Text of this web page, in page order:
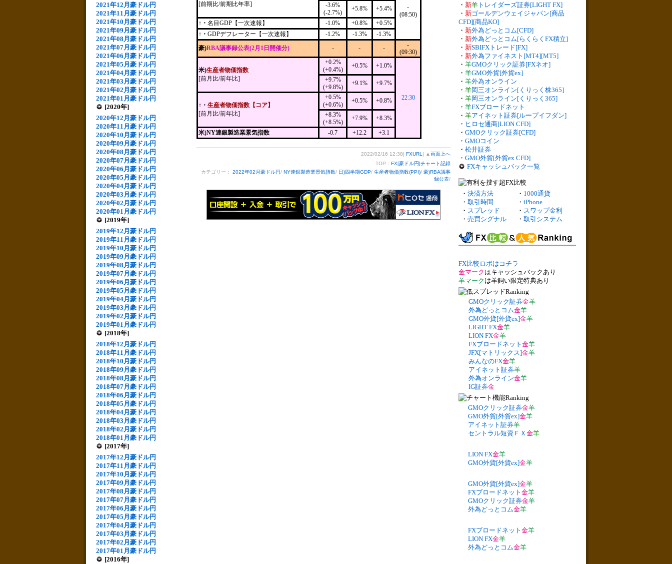
2021年12月豪ドル円
2021年11月豪ドル円
2021年10月豪ドル円
2021年09月豪ドル円
2021年08月豪ドル円
2021年07月豪ドル円
2021年06月豪ドル円
2021年05月豪ドル円
2021年04月豪ドル円
2021年03月豪ドル円
2021年02月豪ドル円
2021年01月豪ドル円
[2020年]
2020年12月豪ドル円
2020年11月豪ドル円
2020年10月豪ドル円
2020年09月豪ドル円
2020年08月豪ドル円
2020年07月豪ドル円
2020年06月豪ドル円
2020年05月豪ドル円
2020年04月豪ドル円
2020年03月豪ドル円
2020年02月豪ドル円
2020年01月豪ドル円
[2019年]
2019年12月豪ドル円
2019年11月豪ドル円
2019年10月豪ドル円
2019年09月豪ドル円
2019年08月豪ドル円
2019年07月豪ドル円
2019年06月豪ドル円
2019年05月豪ドル円
2019年04月豪ドル円
2019年03月豪ドル円
2019年02月豪ドル円
2019年01月豪ドル円
[2018年]
2018年12月豪ドル円
2018年11月豪ドル円
2018年10月豪ドル円
2018年09月豪ドル円
2018年08月豪ドル円
2018年07月豪ドル円
2018年06月豪ドル円
2018年05月豪ドル円
2018年04月豪ドル円
2018年03月豪ドル円
2018年02月豪ドル円
2018年01月豪ドル円
[2017年]
2017年12月豪ドル円
2017年11月豪ドル円
2017年10月豪ドル円
2017年09月豪ドル円
2017年08月豪ドル円
2017年07月豪ドル円
2017年06月豪ドル円
2017年05月豪ドル円
2017年04月豪ドル円
2017年03月豪ドル円
2017年02月豪ドル円
2017年01月豪ドル円
[2016年]
[前期比/前期比年率]
-
(08:50)
-3.6%
(-2.7%)
+5.8% +5.4%
↑・ 名目GDP【一次速報】 -1.0% +0.8%
+0.5%
↑・ GDPデフレーター【一次速報】 -1.2% -1.3%
-1.3%
豪)RBA議事録公表(2月1日開催分) - - -
-
(09:30)
米)生産者物価指数
[前月比/前年比]
+0.2%
(+0.4%)
+0.5% +1.0%
22:30
+9.7%
(+9.8%)
+9.1% +9.7%
↑・ 生産者物価指数【コア】
[前月比/前年比]
+0.5%
(+0.6%)
+0.5%
+0.8%
+8.3%
(+8.5%)
+7.9% +8.3%
米)NY連銀製造業景気指数 -0.7 +12.2 +3.1
2022/02/16 12:38| FXURL | ▲ 画面上へ
TOP： FX[豪ドル円]チャート記録
カテゴリー： 2022年02月豪ドル円/ NY連銀製造業景気指数/ 日)四半期GDP/ 生産者物価指数(PPI)/ 豪)RBA議事
録公表/
・ 新羊 トレイダーズ証券[LIGHT FX]
・ 新ゴールデンウェイジャパン[商品
CFD][商品KO]
・ 新外為どっとコム[CFD]
・ 新外為どっとコム[らくらくFX積立]
・ 新SBIFXトレード[FX]
・ 新外為ファイネスト[MT4][MT5]
・ 羊GMOクリック証券[FXネオ]
・ 羊GMO外貨[外貨ex]
・ 羊外為オンライン
・ 羊岡三オンライン[くりっく株365]
・ 羊岡三オンライン[くりっく365]
・ 羊FXブロードネット
・ 羊アイネット証券[ループイフダン]
・ ヒロセ通商[LION CFD]
・ GMOクリック証券[CFD]
・ GMOコイン
・ 松井証券
・ GMO外貨[外貨ex CFD]
FXキャッシュバック一覧
・ 決済方法 ・ 1000通貨
・ 取引時間 ・ iPhone
・ スプレッド ・ スワップ金利
・ 売買シグナル ・ 取引システム
FX比較ロボはコチラ
金マーク はキャッシュバックあり
羊マーク は羊飼い限定特典あり
GMOクリック証券金羊
外為どっとコム金羊
GMO外貨[外貨ex]金羊
LIGHT FX金羊
LION FX金羊
FXブロードネット 金羊
JFX[マトリックス]金羊
みんなのFX金羊
アイネット証券羊
外為オンライン金羊
IG証券金
GMOクリック証券金羊
GMO外貨[外貨ex]金羊
アイネット証券羊
セントラル短資ＦＸ 金羊
LION FX金羊
GMO外貨[外貨ex]金羊
GMO外貨[外貨ex]金羊
FXブロードネット 金羊
GMOクリック証券金羊
外為どっとコム金羊
FXブロードネット 金羊
LION FX金羊
外為どっとコム金羊